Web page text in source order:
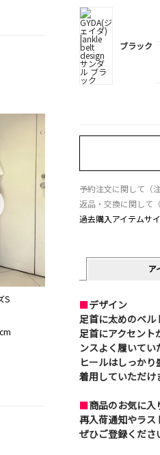
S
ブラック
予約注文に関して（
返品・交換に関して
過去購入アイテムサ
ア
■デザイン
足首に太めのベル
足首にアクセント
ンスよく履いてい
ヒールはしっか
着用していただけ
■商品のお気に入
再入荷通知やラス
ぜひご登録くだ